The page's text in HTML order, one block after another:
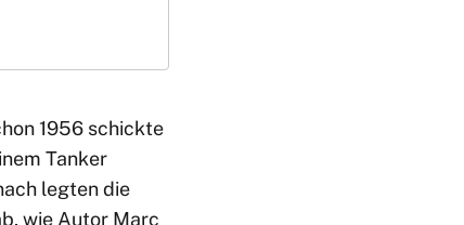
1956 schickte
Tanker
legten die
wie Autor Marc